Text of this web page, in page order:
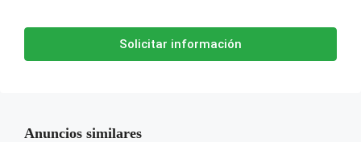
Solicitar información
Anuncios similares